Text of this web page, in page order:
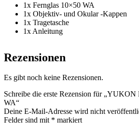
1x Fernglas 10×50 WA
1x Objektiv- und Okular -Kappen
1x Tragetasche
1x Anleitung
Rezensionen
Es gibt noch keine Rezensionen.
Schreibe die erste Rezension für
WA“
Deine E-Mail-Adresse wird nicht
Felder sind mit * markiert